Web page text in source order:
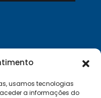
usamos tecnologias
a informações do